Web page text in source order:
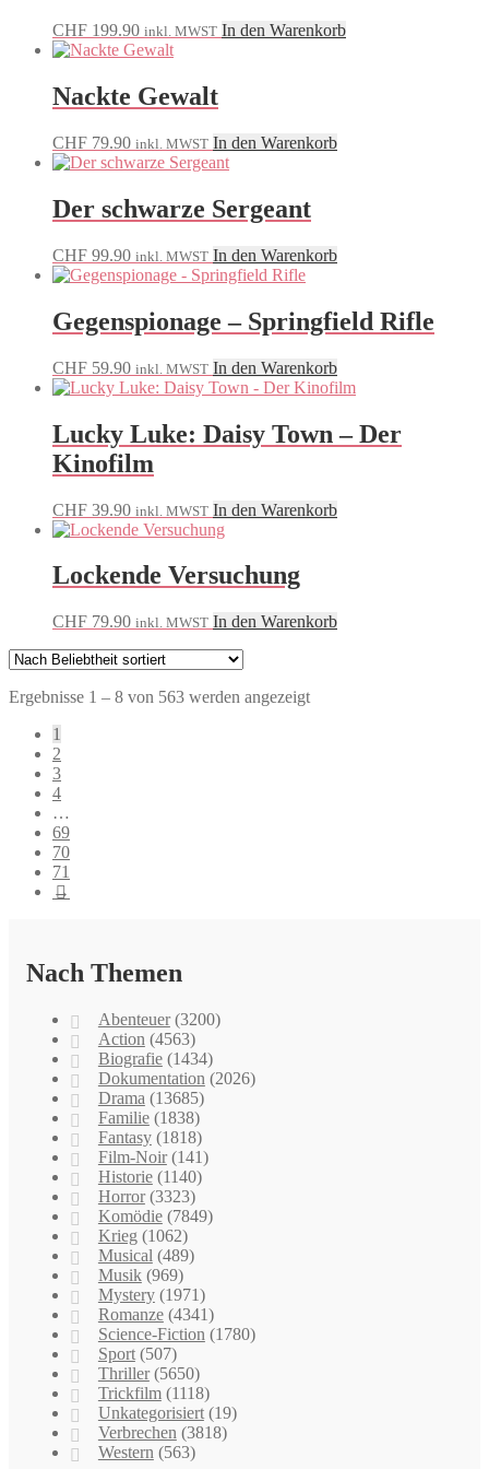
CHF 199.90 inkl. MWST In den Warenkorb
Nackte Gewalt
CHF 79.90 inkl. MWST In den Warenkorb
Der schwarze Sergeant
CHF 99.90 inkl. MWST In den Warenkorb
Gegenspionage – Springfield Rifle
CHF 59.90 inkl. MWST In den Warenkorb
Lucky Luke: Daisy Town – Der
Kinofilm
CHF 39.90 inkl. MWST In den Warenkorb
Lockende Versuchung
CHF 79.90 inkl. MWST In den Warenkorb
Ergebnisse 1 – 8 von 563 werden angezeigtNach
1
2
3
4
…
69
70
71
→
Nach Themen
Abenteuer (3200)
Action (4563)
Biografie (1434)
Dokumentation (2026)
Drama (13685)
Familie (1838)
Fantasy (1818)
Film-Noir (141)
Historie (1140)
Horror (3323)
Komödie (7849)
Krieg (1062)
Musical (489)
Musik (969)
Mystery (1971)
Romanze (4341)
Science-Fiction (1780)
Sport (507)
Thriller (5650)
Trickfilm (1118)
Unkategorisiert (19)
Verbrechen (3818)
Western (563)